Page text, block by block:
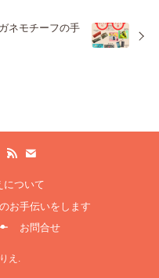
ネモチーフの手
について
お手伝いをします
お問合せ
え.